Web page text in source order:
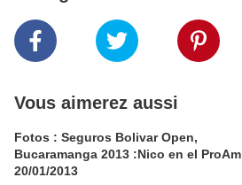
Vous aimerez aussi
Fotos : Seguros Bolivar Open,
Bucaramanga 2013 :Nico en el ProAm
20/01/2013